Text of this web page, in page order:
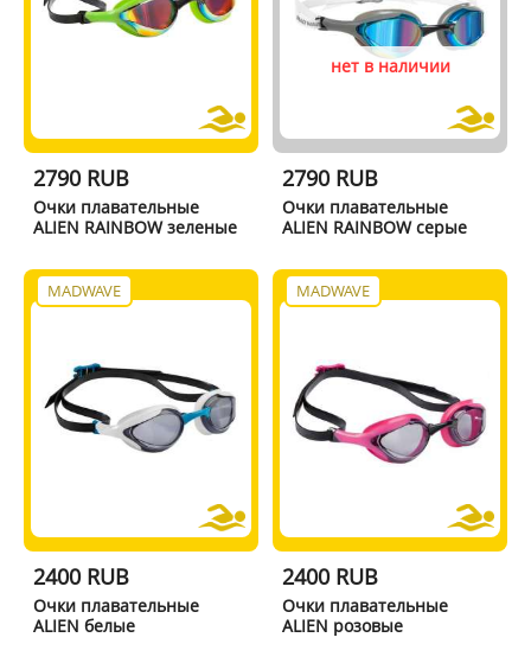
2790 RUB
Очки плавательные
ALIEN RAINBOW зеленые
нет в наличии
2790 RUB
Очки плавательные
ALIEN RAINBOW серые
MADWAVE
2400 RUB
Очки плавательные
ALIEN белые
MADWAVE
2400 RUB
Очки плавательные
ALIEN розовые